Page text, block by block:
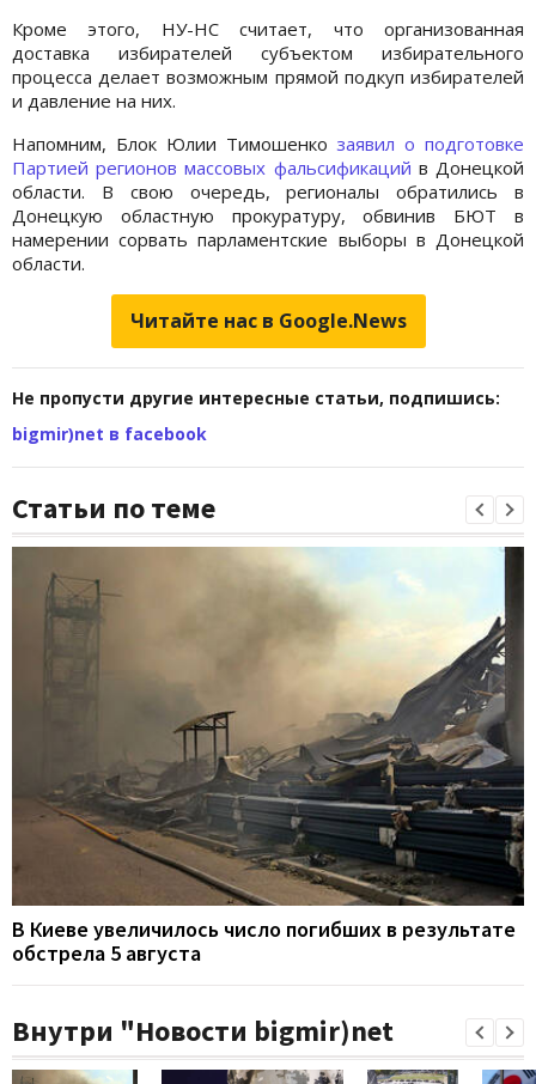
Кроме этого, НУ-НС считает, что организованная
доставка избирателей субъектом избирательного
процесса делает возможным прямой подкуп избирателей
и давление на них.
Напомним, Блок Юлии Тимошенкозаявил о подготовке
Партией регионов массовых фальсификаций в Донецкой
области. В свою очередь, регионалы обратились в
Донецкую областную прокуратуру, обвинив БЮТ в
намерении сорвать парламентские выборы в Донецкой
области.
Читайте нас в Google.News
Не пропусти другие интересные статьи, подпишись:
bigmir)net в facebook
Статьи по теме
В Киеве увеличилось число погибших в результате
обстрела 5 августа
Внутри "Новости bigmir)net